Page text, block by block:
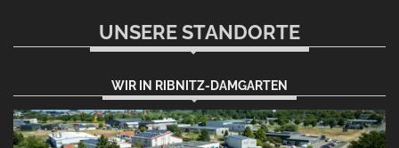
UNSERE STANDORTE
WIR IN RIBNITZ-DAMGARTEN